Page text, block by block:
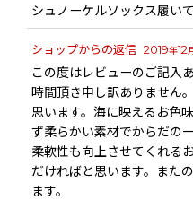
並び順:
絞
シュノーケルソックス履い
ショップからの返信 2019年12
この度はレビューのご記入
時間頂き申し訳ありません
思います。海に映えるお色
ず柔らかい素材でからだの
柔軟性も向上させてくれる
だければと思います。また
ます。